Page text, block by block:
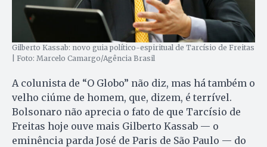
Gilberto Kassab: novo guia político-espiritual de Tarcísio de Freitas
| Foto: Marcelo Camargo/Agência Brasil
A colunista de “O Globo” não diz, mas há também o
velho ciúme de homem, que, dizem, é terrível.
Bolsonaro não aprecia o fato de que Tarcísio de
Freitas hoje ouve mais Gilberto Kassab — o
eminência parda José de Paris de São Paulo — do